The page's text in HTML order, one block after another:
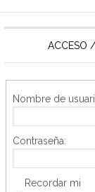
ACCESO
Nombre de
Contraseña:
Recordar mi